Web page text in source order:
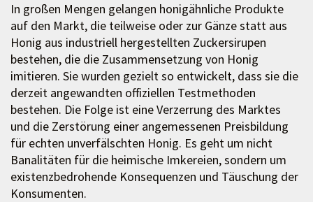
In großen Mengen gelangen honigähnliche Produkte
auf den Markt, die teilweise oder zur Gänze statt aus
Honig aus industriell hergestellten Zuckersirupen
bestehen, die die Zusammensetzung von Honig
imitieren. Sie wurden gezielt so entwickelt, dass sie die
derzeit angewandten offiziellen Testmethoden
bestehen. Die Folge ist eine Verzerrung des Marktes
und die Zerstörung einer angemessenen Preisbildung
für echten unverfälschten Honig. Es geht um nicht
Banalitäten für die heimische Imkereien, sondern um
existenzbedrohende Konsequenzen und Täuschung der
Konsumenten.